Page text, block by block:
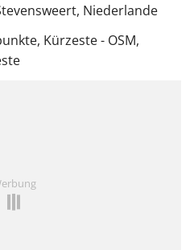
Niederlande
Kürzeste - OSM,